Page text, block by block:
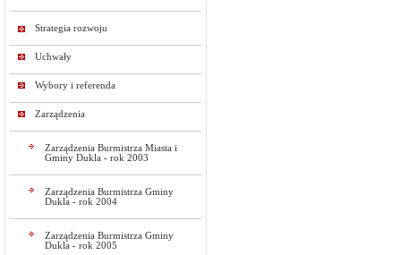
Strategia rozwoju
Uchwały
Wybory i referenda
Zarządzenia
Zarządzenia Burmistrza Miasta i
Gminy Dukla - rok 2003
Zarządzenia Burmistrza Gminy
Dukla - rok 2004
Zarządzenia Burmistrza Gminy
Dukla - rok 2005